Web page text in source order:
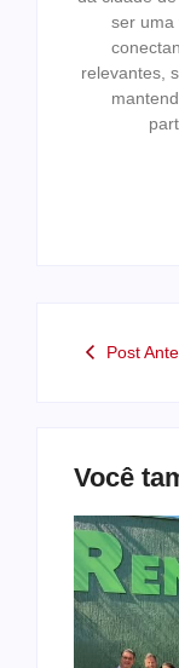
ser uma
relevantes,
Post
Você